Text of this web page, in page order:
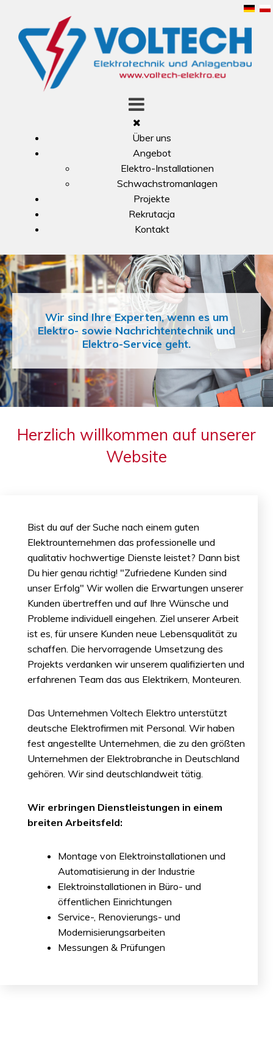
Über uns
Angebot
Elektro-Installationen
Schwachstromanlagen
Projekte
Rekrutacja
Kontakt
Wir sind Ihre Experten, wenn es um
Elektro- sowie Nachrichtentechnik und
Elektro-Service geht.
Wir sind Ihre Experten, wenn es um
Elektro- sowie Nachrichtentechnik und
Elektro-Service geht.
Wir sind Ihre Experten, wenn es um
Elektro- sowie Nachrichtentechnik und
Elektro-Service geht.
Herzlich willkommen auf unserer
Website
Bist du auf der Suche nach einem guten
Elektrounternehmen das professionelle und
qualitativ hochwertige Dienste leistet? Dann bist
Du hier genau richtig! "Zufriedene Kunden sind
unser Erfolg" Wir wollen die Erwartungen unserer
Kunden übertreffen und auf Ihre Wünsche und
Probleme individuell eingehen. Ziel unserer Arbeit
ist es, für unsere Kunden neue Lebensqualität zu
schaffen. Die hervorragende Umsetzung des
Projekts verdanken wir unserem qualifizierten und
erfahrenen Team das aus Elektrikern, Monteuren.
Das Unternehmen Voltech Elektro unterstützt
deutsche Elektrofirmen mit Personal. Wir haben
fest angestellte Unternehmen, die zu den größten
Unternehmen der Elektrobranche in Deutschland
gehören. Wir sind deutschlandweit tätig.
Wir erbringen Dienstleistungen in einem
breiten Arbeitsfeld:
Montage von Elektroinstallationen und
Automatisierung in der Industrie
Elektroinstallationen in Büro- und
öffentlichen Einrichtungen
Service-, Renovierungs- und
Modernisierungsarbeiten
Messungen & Prüfungen